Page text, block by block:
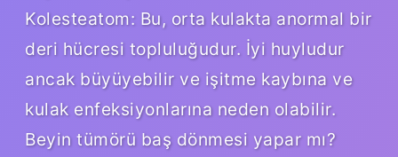
Kolesteatom: Bu, orta kulakta anormal bir
deri hücresi topluluğudur. İyi huyludur
ancak büyüyebilir ve işitme kaybına ve
kulak enfeksiyonlarına neden olabilir.
Beyin tümörü baş dönmesi yapar mı?